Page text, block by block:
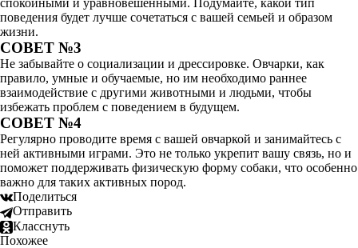
спокойными и уравновешенными. Подумайте, какой тип
поведения будет лучше сочетаться с вашей семьей и образом
жизни.
СОВЕТ №3
Не забывайте о социализации и дрессировке. Овчарки, как
правило, умные и обучаемые, но им необходимо раннее
взаимодействие с другими животными и людьми, чтобы
избежать проблем с поведением в будущем.
СОВЕТ №4
Регулярно проводите время с вашей овчаркой и занимайтесь с
ней активными играми. Это не только укрепит вашу связь, но и
поможет поддерживать физическую форму собаки, что особенно
важно для таких активных пород.
Поделиться
Отправить
Класснуть
Похожее